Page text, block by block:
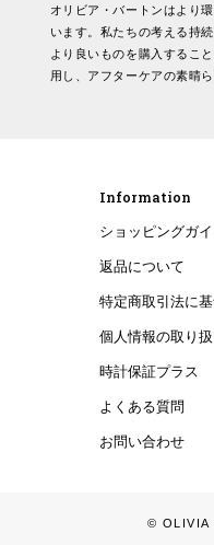
オリビア・バートンはより
います。私たちの考える持
より良いものを購入するこ
用し、アフターケアの素晴
Information
ショッピングガ
返品について
特定商取引法に
個人情報の取り
時計保証プラス
よくある質問
お問い合わせ
© OLIVIA